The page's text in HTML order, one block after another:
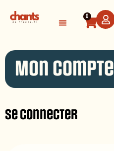
0
Mon compte
Se connecter